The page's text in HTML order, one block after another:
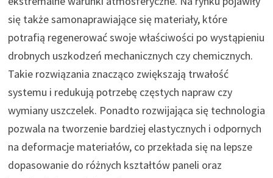
się także samonaprawiające się materiały, które
potrafią regenerować swoje właściwości po wystąpieniu
drobnych uszkodzeń mechanicznych czy chemicznych.
Takie rozwiązania znacząco zwiększają trwałość
systemu i redukują potrzebę częstych napraw czy
wymiany uszczelek. Ponadto rozwijająca się technologia
pozwala na tworzenie bardziej elastycznych i odpornych
na deformacje materiałów, co przekłada się na lepsze
dopasowanie do różnych kształtów paneli oraz